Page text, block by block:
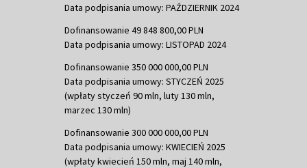
Data podpisania umowy: PAŹDZIERNIK 2024
Dofinansowanie 49 848 800,00 PLN
Data podpisania umowy: LISTOPAD 2024
Dofinansowanie 350 000 000,00 PLN
Data podpisania umowy: STYCZEŃ 2025
(wpłaty styczeń 90 mln, luty 130 mln,
marzec 130 mln)
Dofinansowanie 300 000 000,00 PLN
Data podpisania umowy: KWIECIEŃ 2025
(wpłaty kwiecień 150 mln, maj 140 mln,